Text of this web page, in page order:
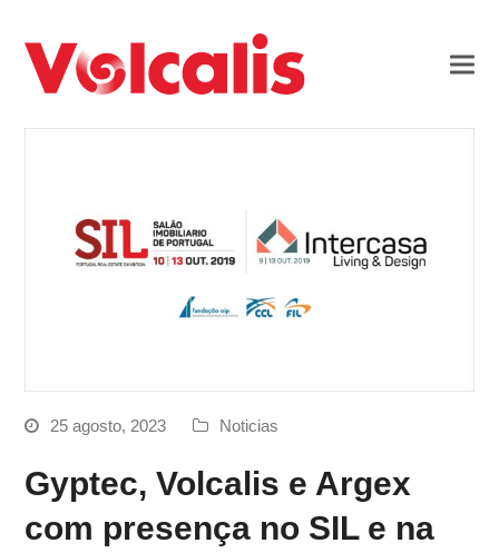
25 agosto, 2023 Noticias
Gyptec, Volcalis e Argex
com presença no SIL e na